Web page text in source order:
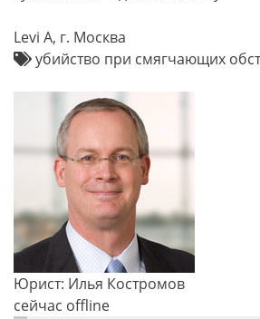
Levi A, г. Москва
убийство при смягчающих
Юрист: Илья Костромов
сейчас offline